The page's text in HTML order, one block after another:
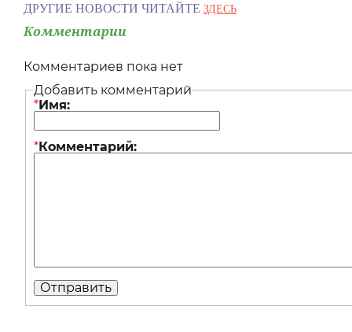
ДРУГИЕ НОВОСТИ ЧИТАЙТЕ ЗДЕСЬ
Комментарии
Комментариев пока нет
Добавить комментарий
* Имя:
* Комментарий: